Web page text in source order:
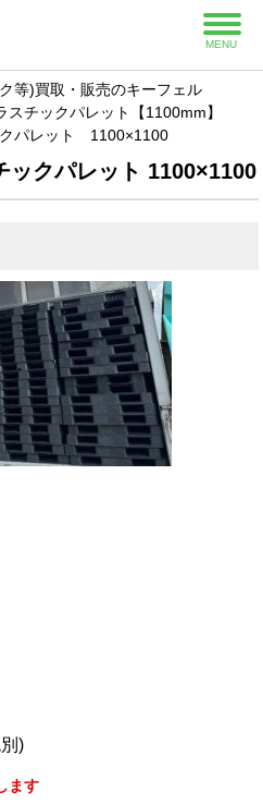
MENU
等)買取・販売のキーフェル
スチックパレット【1100mm】
パレット 1100×1100
ックパレット 1100×1100
)
ます